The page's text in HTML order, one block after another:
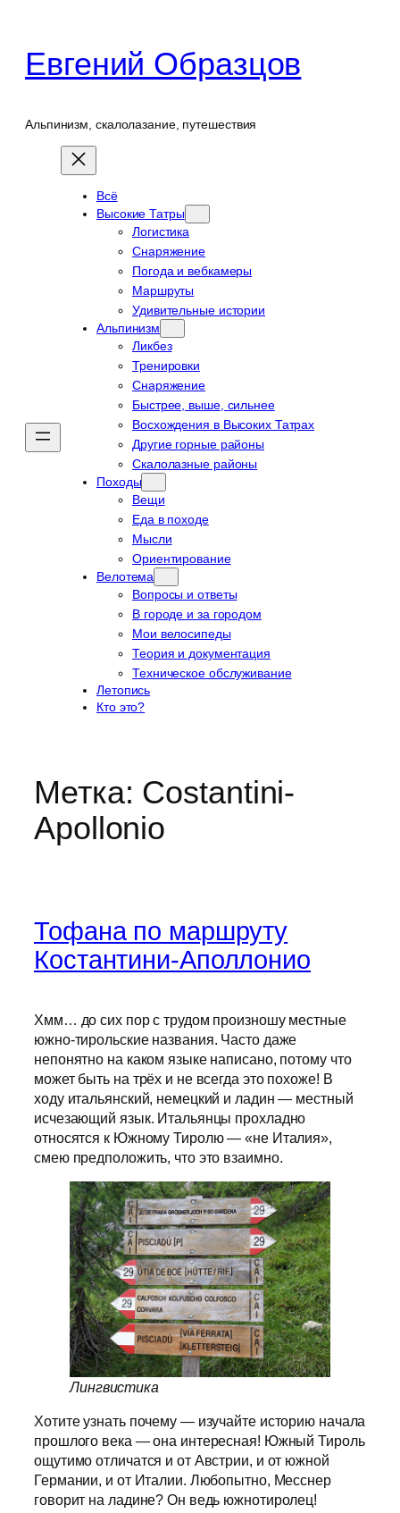
содержимому
Евгений Образцов
Альпинизм, скалолазание, путешествия
Всё
Высокие Татры
Логистика
Снаряжение
Погода и вебкамеры
Маршруты
Удивительные истории
Альпинизм
Ликбез
Тренировки
Снаряжение
Быстрее, выше, сильнее
Восхождения в Высоких Татрах
Другие горные районы
Скалолазные районы
Походы
Вещи
Еда в походе
Мысли
Ориентирование
Велотема
Вопросы и ответы
В городе и за городом
Мои велосипеды
Теория и документация
Техническое обслуживание
Летопись
Кто это?
Метка: Costantini-
Apollonio
Тофана по маршруту
Костантини-Аполлонио
Хмм… до сих пор с трудом произношу местные
южно-тирольские названия. Часто даже
непонятно на каком языке написано, потому что
может быть на трёх и не всегда это похоже! В
ходу итальянский, немецкий и ладин — местный
исчезающий язык. Итальянцы прохладно
относятся к Южному Тиролю — «не Италия»,
смею предположить, что это взаимно.
Лингвистика
Хотите узнать почему — изучайте историю начала
прошлого века — она интересная! Южный Тироль
ощутимо отличатся и от Австрии, и от южной
Германии, и от Италии. Любопытно, Месснер
говорит на ладине? Он ведь южнотиролец!